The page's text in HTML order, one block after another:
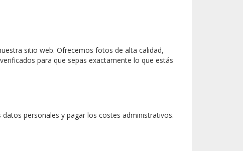
sitio web. Ofrecemos fotos de alta calidad,
para que sepas exactamente lo que estás
personales y pagar los costes administrativos.